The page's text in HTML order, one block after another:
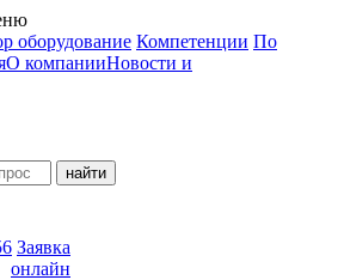
оборудование Компетенции По
О компанииНовости и
найти
Заявка
онлайн